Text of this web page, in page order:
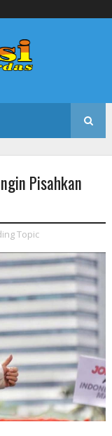
Pisahkan
Topic